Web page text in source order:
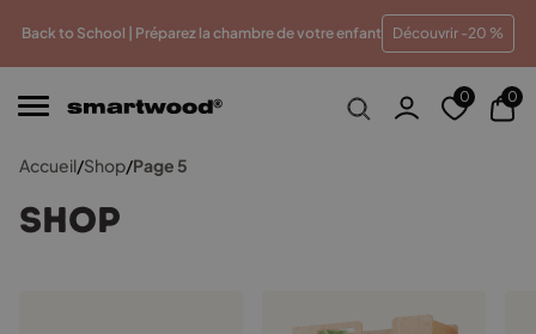
Back to School | Préparez la chambre de votre enfant Découvrir -20 %
meilleur prix Paiements en plusieurs fois sans frais
0 0
Accueil/Shop/Page 5
Shop